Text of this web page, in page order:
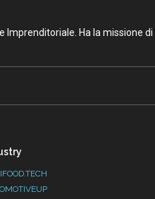
Imprenditoriale. Ha la missione